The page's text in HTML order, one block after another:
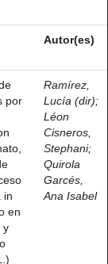
Autor(es)
por
in
en
y
Ramírez,
Lucía (dir);
Léon
Cisneros,
Stephani;
Quirola
Garcés,
Ana Isabel